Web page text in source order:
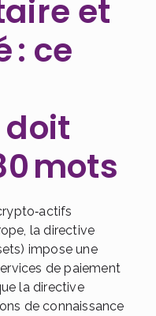
et
: ce
mots
la directive
impose une
de paiement
la directive
de connaissance